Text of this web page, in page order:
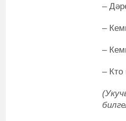
–
–
–
– Кто